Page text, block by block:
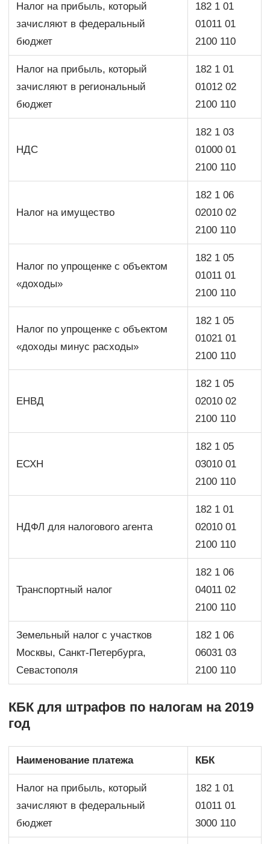
Налог на прибыль, который
зачисляют в федеральный
бюджет
182 1 01
01011 01
2100 110
Налог на прибыль, который
зачисляют в региональный
бюджет
182 1 01
01012 02
2100 110
НДС
182 1 03
01000 01
2100 110
Налог на имущество
182 1 06
02010 02
2100 110
Налог по упрощенке с объектом
«доходы»
182 1 05
01011 01
2100 110
Налог по упрощенке с объектом
«доходы минус расходы»
182 1 05
01021 01
2100 110
ЕНВД
182 1 05
02010 02
2100 110
ЕСХН
182 1 05
03010 01
2100 110
НДФЛ для налогового агента
182 1 01
02010 01
2100 110
Транспортный налог
182 1 06
04011 02
2100 110
Земельный налог с участков
Москвы, Санкт-Петербурга,
Севастополя
182 1 06
06031 03
2100 110
КБК для штрафов по налогам на 2019
год
Наименование платежа КБК
Налог на прибыль, который
зачисляют в федеральный
бюджет
182 1 01
01011 01
3000 110